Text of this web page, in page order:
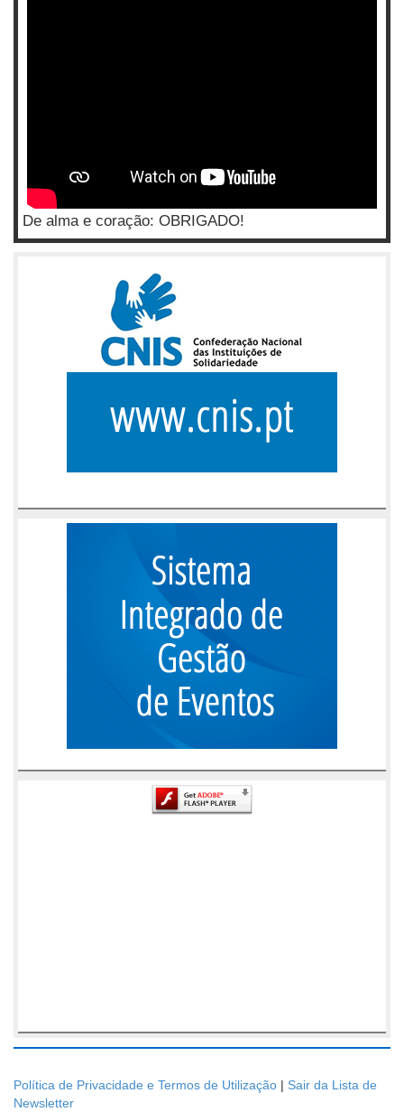
De alma e coração: OBRIGADO!
Política de Privacidade e Termos de Utilização | Sair da Lista de
Newsletter